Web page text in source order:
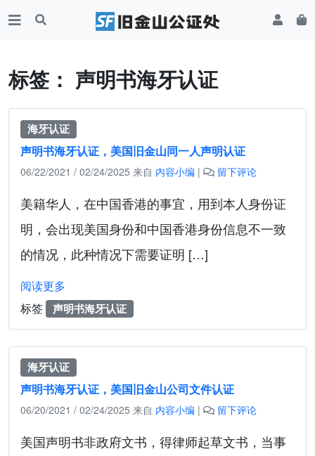
标签： 声明书海牙认证
海牙认证
声明书海牙认证，美国旧金山同一人声明认证
06/22/2021 / 02/24/2025 来自 内容小编 | 留下评论
美籍华人，在中国香港的事宜，用到本人身份证
明，会出现美国身份和中国香港身份信息不一致
的情况，此种情况下需要证明 […]
阅读更多
标签
声明书海牙认证
海牙认证
声明书海牙认证，美国旧金山公司文件认证
06/20/2021 / 02/24/2025 来自 内容小编 | 留下评论
美国声明书非政府文书，得律师起草文书，当事